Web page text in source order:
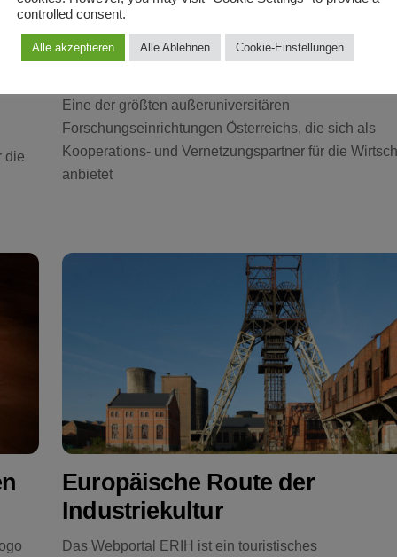
die
Joanneum Research
Eine der größten außeruniversitären
Forschungseinrichtungen Österreichs, die sich als
Kooperations- und Vernetzungspartner für die
anbietet
Europäische Route der
Industriekultur
Das Webportal ERIH ist ein touristisches
controlled consent.
Alle akzeptieren Alle Ablehnen Cookie-Einstellungen